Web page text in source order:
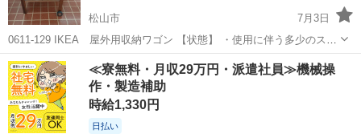
松山市
7月3日
0611-129 IKEA 屋外用収納ワゴン 【状態】 ・使用に伴う多少のス
レ、キズ、落としきれない汚れなどございます ・詳細は現地でご確認
ください ・お値引きは出来かねますのでご了承願います ※中古品の
た...
愛媛 松山市 収納家具 現地
≪寮無料・月収29万円・派遣社員≫機械操
作・製造補助
時給1,330円
日払い